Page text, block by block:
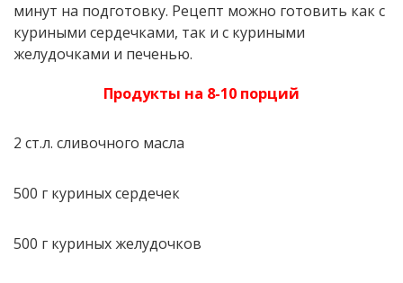
минут на подготовку. Рецепт можно готовить как с
куриными сердечками, так и с куриными
желудочками и печенью.
Продукты на 8-10 порций
2 ст.л. сливочного масла
500 г куриных сердечек
500 г куриных желудочков